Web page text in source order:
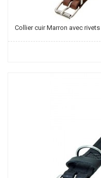
Collier cuir Marron avec rivets